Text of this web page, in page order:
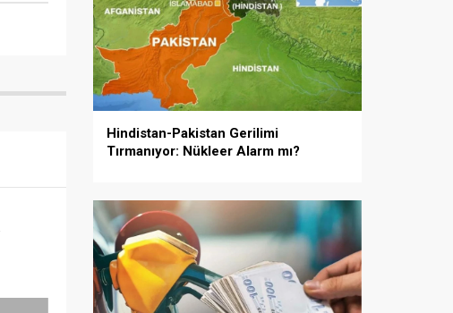
Hindistan-Pakistan Gerilimi
Tırmanıyor: Nükleer Alarm mı?